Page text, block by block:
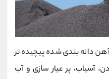
دانه بندی شده پیچیده تر
آسیاب، پر عیار سازی و آب